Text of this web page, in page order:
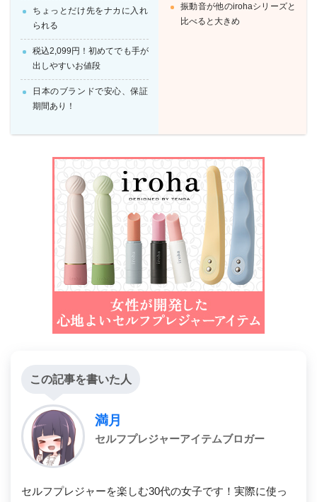
ちょっとだけ先をナカに入れ
られる
税込2,099円！初めてでも手が
出しやすいお値段
日本のブランドで安心、保証
期間あり！
振動音が他のirohaシリーズと
比べると大きめ
この記事を書いた人
満月
セルフプレジャーアイテムブロガー
セルフプレジャーを楽しむ30代の女子です！実際に使っ